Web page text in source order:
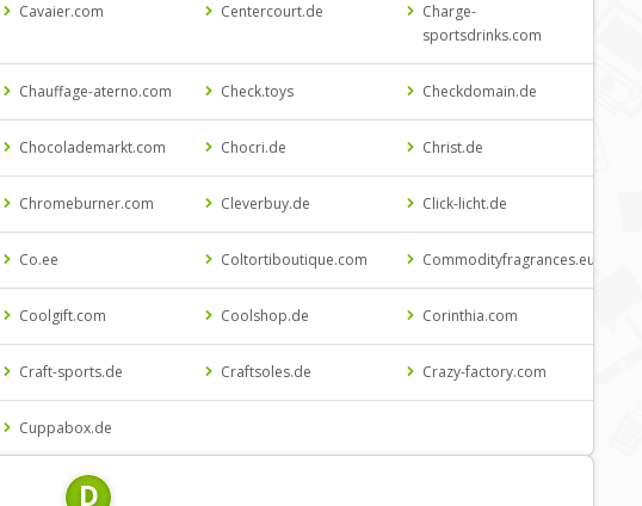
Cavaier.com Centercourt.de
Charge-
sportsdrinks.com
Chauffage-aterno.com Check.toys Checkdomain.de
Chocolademarkt.com Chocri.de Christ.de
Chromeburner.com Cleverbuy.de Click-licht.de
Co.ee Coltortiboutique.com Commodityfragrances.eu
Coolgift.com Coolshop.de Corinthia.com
Craft-sports.de Craftsoles.de Crazy-factory.com
Cuppabox.de
D